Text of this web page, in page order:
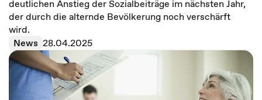
deutlichen Anstieg der Sozialbeiträge im nächsten Jahr,
der durch die alternde Bevölkerung noch verschärft
wird.
News 28.04.2025